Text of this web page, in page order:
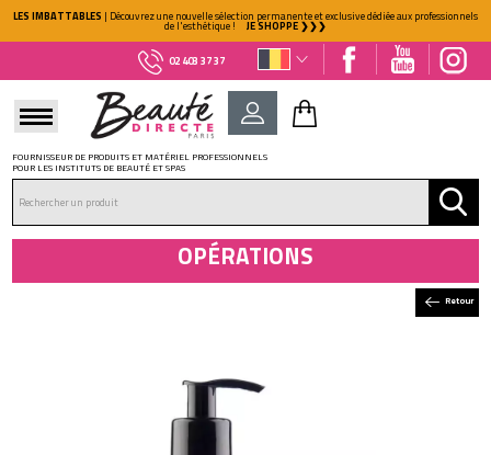
LES IMBATTABLES | Découvrez une nouvelle sélection permanente et exclusive dédiée aux professionnels
de l'esthétique ! JE SHOPPE ❯❯❯
02 403 37 37
NOUVEAU CLIENT ?
Créez votre compte
FOURNISSEUR DE PRODUITS ET MATÉRIEL PROFESSIONNELS
POUR LES INSTITUTS DE BEAUTÉ ET SPAS
Retour
OPÉRATIONS